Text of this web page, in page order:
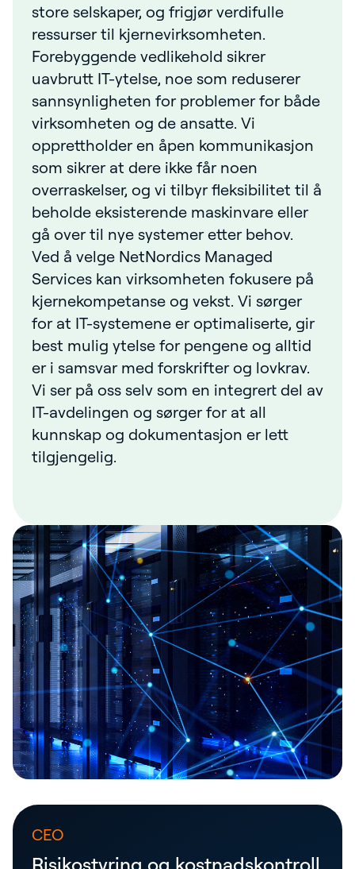
store selskaper, og frigjør verdifulle
ressurser til kjernevirksomheten.
Forebyggende vedlikehold sikrer
uavbrutt IT-ytelse, noe som reduserer
sannsynligheten for problemer for både
virksomheten og de ansatte. Vi
opprettholder en åpen kommunikasjon
som sikrer at dere ikke får noen
overraskelser, og vi tilbyr fleksibilitet til å
beholde eksisterende maskinvare eller
gå over til nye systemer etter behov.
Ved å velge NetNordics Managed
Services kan virksomheten fokusere på
kjernekompetanse og vekst. Vi sørger
for at IT-systemene er optimaliserte, gir
best mulig ytelse for pengene og alltid
er i samsvar med forskrifter og lovkrav.
Vi ser på oss selv som en integrert del av
IT-avdelingen og sørger for at all
kunnskap og dokumentasjon er lett
tilgjengelig.
CEO
Risikostyring og kostnadskontroll